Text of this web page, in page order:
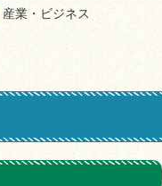
産業・ビジネス